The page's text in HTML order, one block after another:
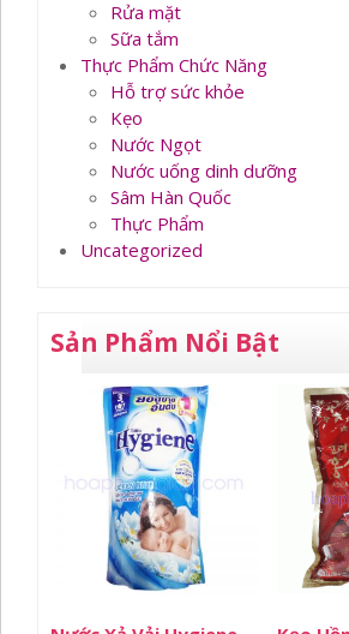
Rửa mặt
Sữa tắm
Thực Phẩm Chức Năng
Hỗ trợ sức khỏe
Kẹo
Nước Ngọt
Nước uống dinh dưỡng
Sâm Hàn Quốc
Thực Phẩm
Uncategorized
Sản Phẩm Nổi Bật